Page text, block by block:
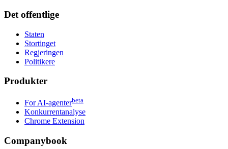
Det offentlige
Staten
Stortinget
Regjeringen
Politikere
Produkter
For AI-agenterbeta
Konkurrentanalyse
Chrome Extension
Companybook